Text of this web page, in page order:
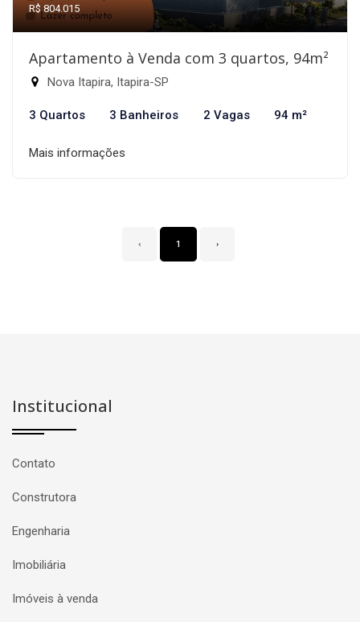
R$ 804.015
Apartamento à Venda com 3 quartos, 94m²
Nova Itapira, Itapira-SP
3 Quartos 3 Banheiros 2 Vagas 94 m²
Mais informações
‹ 1 ›
Institucional
Contato
Construtora
Engenharia
Imobiliária
Imóveis à venda